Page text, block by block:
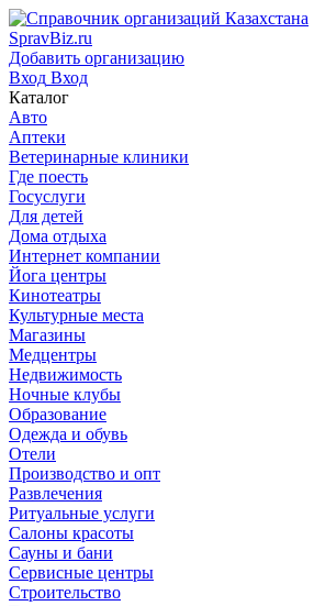
SpravBiz.ru
Добавить организацию
Вход Вход
Каталог
Авто
Аптеки
Ветеринарные клиники
Где поесть
Госуслуги
Для детей
Дома отдыха
Интернет компании
Йога центры
Кинотеатры
Культурные места
Магазины
Медцентры
Недвижимость
Ночные клубы
Образование
Одежда и обувь
Отели
Производство и опт
Развлечения
Ритуальные услуги
Салоны красоты
Сауны и бани
Сервисные центры
Строительство